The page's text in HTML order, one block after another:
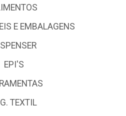
E EMBALAGENS
EPI'S
TEXTIL